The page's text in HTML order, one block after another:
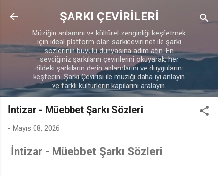
Ana içeriğe atla
ŞARKI ÇEVİRİLERİ
Müziğin anlamını ve kültürel zenginliği keşfetmek
için ideal platform olan sarkiceviri.net ile şarkı
sözlerinin büyülü dünyasına adım atın. En
sevdiğiniz şarkıların çevirilerini okuyarak, her
dildeki şarkıların derin anlamlarını ve duygularını
keşfedin. Şarkı Çevirisi ile müziği daha iyi anlayın
ve farklı kültürlerin kapılarını aralayın.
İntizar - Müebbet Şarkı Sözleri
- Mayıs 08, 2026
İntizar - Müebbet Şarkı Sözleri